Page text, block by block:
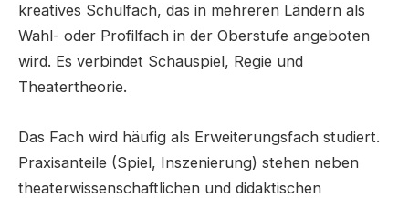
kreatives Schulfach, das in mehreren Ländern als
Wahl- oder Profilfach in der Oberstufe angeboten
wird. Es verbindet Schauspiel, Regie und
Theatertheorie.
Das Fach wird häufig als Erweiterungsfach studiert.
Praxisanteile (Spiel, Inszenierung) stehen neben
theaterwissenschaftlichen und didaktischen